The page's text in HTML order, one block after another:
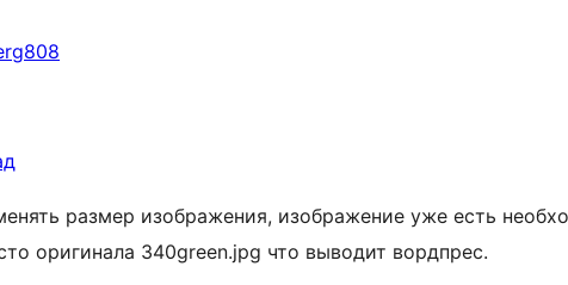
размер изображения, изображение уже есть
оригинала 340green.jpg что выводит вордпрес.